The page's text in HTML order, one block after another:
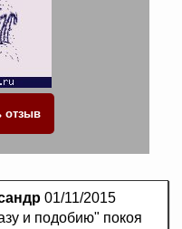
01/11/2015
и подобию" покоя